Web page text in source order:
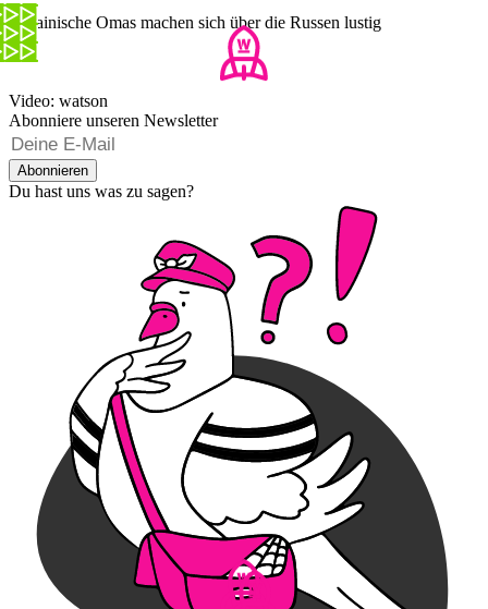
Ukrainische Omas machen sich über die Russen lustig
Video: watson
Abonniere unseren Newsletter
Abonnieren
Du hast uns was zu sagen?